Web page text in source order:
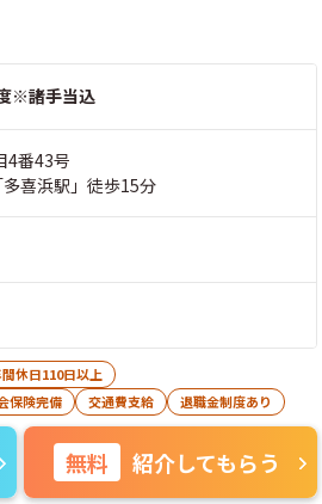
※諸手当込
4番43号
喜浜駅」徒歩15分
休日110日以上
保険完備 交通費支給 退職金制度あり
無料 紹介してもらう